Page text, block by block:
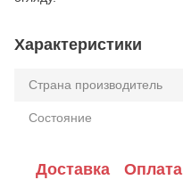
Характеристики
Страна производитель
Состояние
Доставка Оплата